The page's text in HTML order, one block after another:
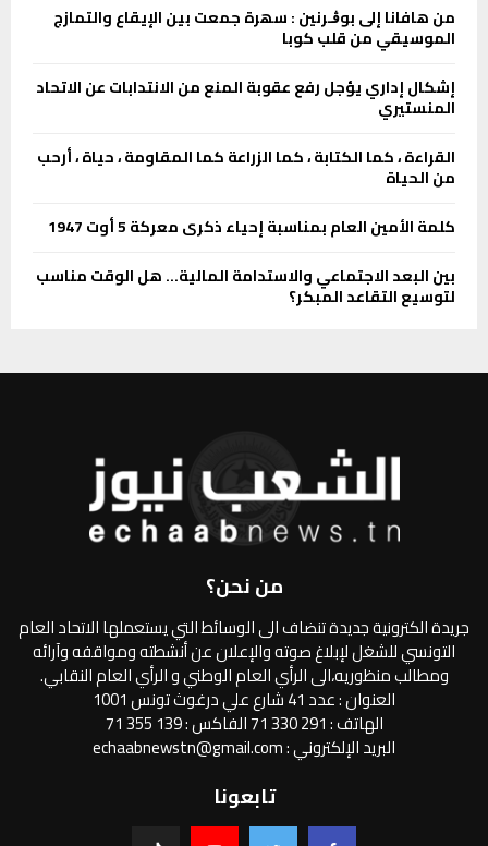
من هافانا إلى بوڨـرنين : سھرة جمعت بین الإیقاع والتمازج
الموسیقي من قلب كوبا
إشكال إداري يؤجل رفع عقوبة المنع من الانتدابات عن الاتحاد
المنستيري
القراءة ، كما الكتابة ، كما الزراعة كما المقاومة ، حياة ، أرحب
من الحياة
كلمة الأمين العام بمناسبة إحياء ذكرى معركة 5 أوت 1947
بين البعد الاجتماعي والاستدامة المالية… هل الوقت مناسب
لتوسيع التقاعد المبكر؟
من نحن؟
جريدة الكترونية جديدة تنضاف الى الوسائط التي يستعملها الاتحاد العام
التونسي للشغل لإبلاغ صوته والإعلان عن أنشطته ومواقفه وآرائه
ومطالب منظوريه،الى الرأي العام الوطني و الرأي العام النقابي.
العنوان : عدد 41 شارع علي درغوث تونس 1001
الهاتف : 291 330 71 الفاكس : 139 355 71
البريد الإلكتروني : echaabnewstn@gmail.com
تابعونا